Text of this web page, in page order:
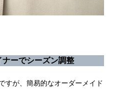
ーでシーズン調整
すが、簡易的なオーダーメイド